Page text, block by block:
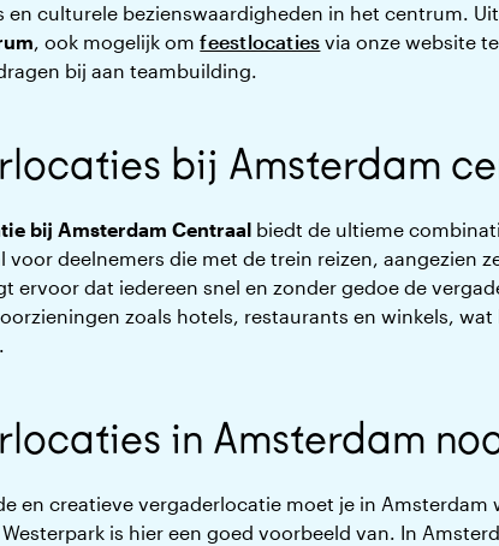
en culturele bezienswaardigheden in het centrum.
, ook mogelijk omfeestlocaties via onze website
bij aan teambuilding.
bij Amsterdam
bij Amsterdam Centraal biedt de ultieme
voor deelnemers die met de trein reizen, aangezien
ervoor dat iedereen snel en zonder gedoe de
zoals hotels, restaurants en winkels,
in Amsterdam
en creatieve vergaderlocatie moet je in
is hier een goed voorbeeld van. In